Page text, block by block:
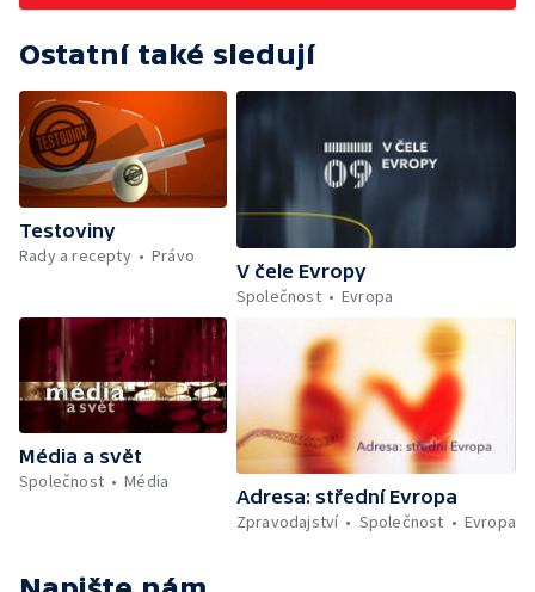
Zloději památek — Projekt vagon —
Ostatní také sledují
Testoviny
Rady a recepty
Právo
V čele Evropy
Společnost
Evropa
Média a svět
Společnost
Média
Adresa: střední Evropa
Zpravodajství
Společnost Evropa